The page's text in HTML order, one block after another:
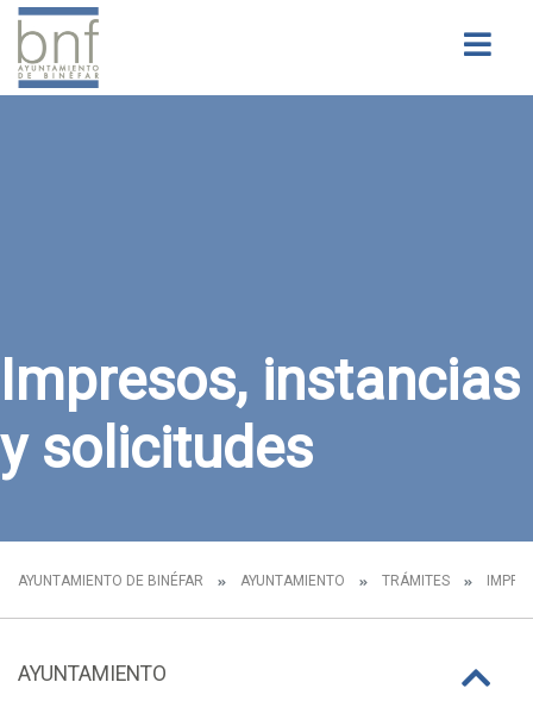
Impresos, instancias
y solicitudes
AYUNTAMIENTO DE BINÉFAR AYUNTAMIENTO TRÁMITES
AYUNTAMIENTO